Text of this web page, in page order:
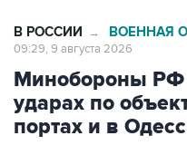
В РОССИИ → ВОЕННАЯ
09:29, 9 августа 2026
Минобороны РФ
ударах по
портах и в